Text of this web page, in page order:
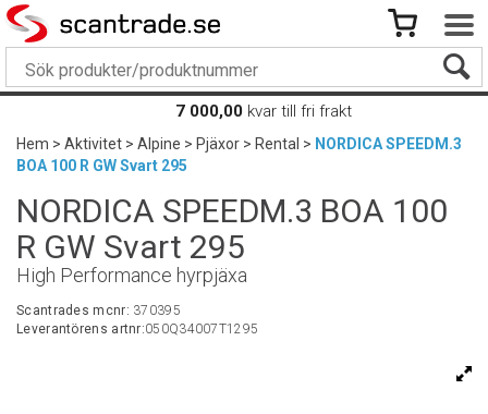
7 000,00 kvar till fri frakt
Hem>Aktivitet>Alpine>Pjäxor>Rental > NORDICA SPEEDM.3
BOA 100 R GW Svart 295
NORDICA SPEEDM.3 BOA 100
R GW Svart 295
High Performance hyrpjäxa
Scantrades mcnr: 370395
Leverantörens artnr:050Q34007T1295